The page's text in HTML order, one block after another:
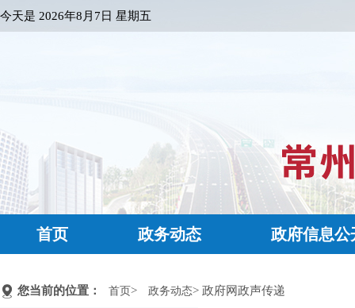
今天是 2026年8月7日 星期五
首页 政务动态 政府信息公
您当前的位置： 首页> 政务动态> 政府网政声传递